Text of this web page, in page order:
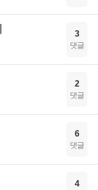
3
댓글
2
댓글
6
댓글
4